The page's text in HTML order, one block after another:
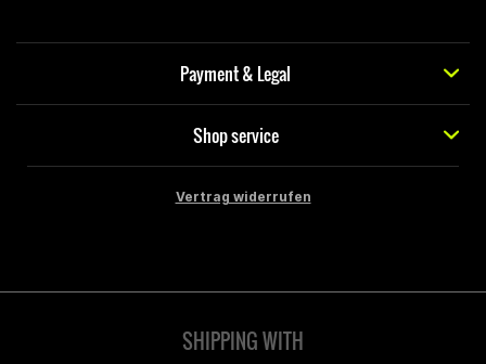
Payment & Legal
Shop service
Vertrag widerrufen
SHIPPING WITH